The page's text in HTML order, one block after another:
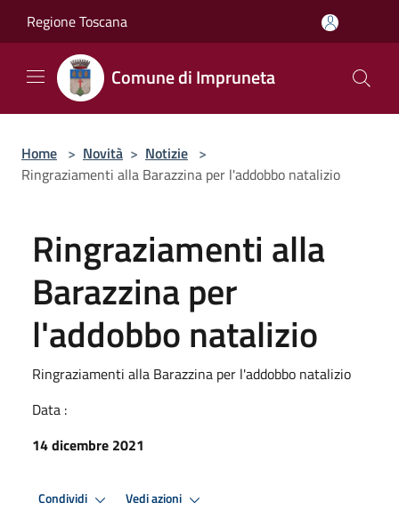
Regione Toscana
Comune di Impruneta
Home > Novità > Notizie >
Ringraziamenti alla Barazzina per l'addobbo natalizio
Ringraziamenti alla
Barazzina per
l'addobbo natalizio
Ringraziamenti alla Barazzina per l'addobbo natalizio
Data :
14 dicembre 2021
Condividi Vedi azioni